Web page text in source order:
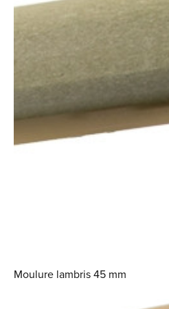
Moulure lambris 45 mm